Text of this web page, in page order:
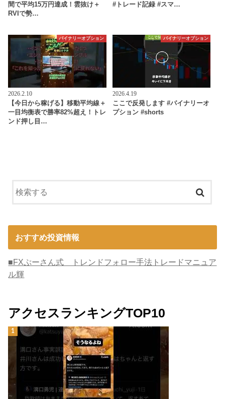
間で平均15万円達成！雲抜け＋
RVIで勢…
#トレード記録 #スマ…
バイナリーオプション
2026.2.10
【今日から稼げる】移動平均線＋
一目均衡表で勝率82%超え！トレ
ンド押し目…
バイナリーオプション
2026.4.19
ここで反発します #バイナリーオ
プション #shorts
おすすめ投資情報
■FXぷーさん式 トレンドフォロー手法トレードマニュア
ル輝
アクセスランキングTOP10